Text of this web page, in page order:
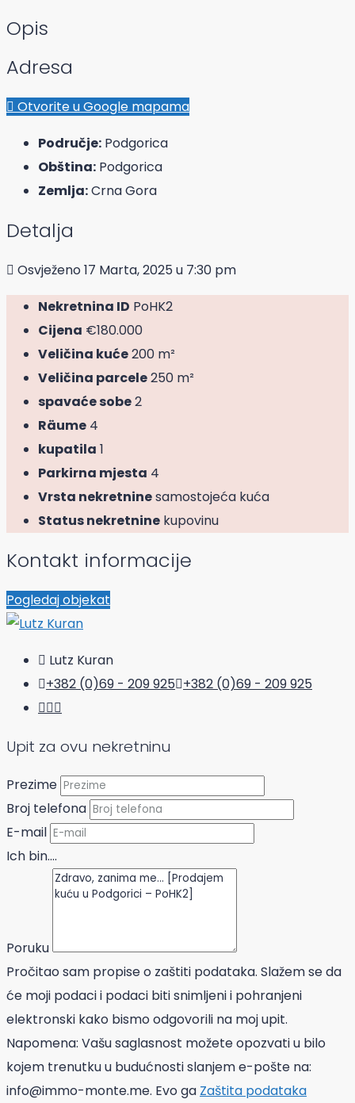
Opis
Adresa
Otvorite u Google mapama
Područje: Podgorica
Obština: Podgorica
Zemlja:Crna Gora
Detalja
Osvježeno 17 Marta, 2025 u 7:30 pm
Nekretnina ID PoHK2
Cijena €180.000
Veličina kuće200 m²
Veličina parcele250 m²
spavaće sobe2
Räume 4
kupatila 1
Parkirna mjesta 4
Vrsta nekretninesamostojeća kuća
Status nekretnine kupovinu
Kontakt informacije
Pogledaj objekat
Lutz Kuran
+382 (0)69 - 209 925 +382 (0)69 - 209 925
Upit za ovu nekretninu
Prezime
Broj telefona
E-mail
Ich bin....
Poruku
Pročitao sam propise o zaštiti podataka. Slažem se da
će moji podaci i podaci biti snimljeni i pohranjeni
elektronski kako bismo odgovorili na moj upit.
Napomena: Vašu saglasnost možete opozvati u bilo
kojem trenutku u budućnosti slanjem e-pošte na:
info@immo-monte.me. Evo ga Zaštita podataka